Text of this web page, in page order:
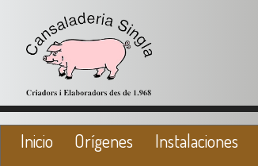
Inicio Orígenes Instalaciones